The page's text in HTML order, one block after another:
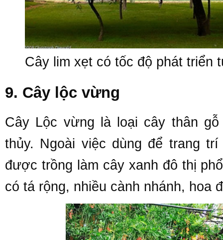
Cây lim xẹt có tốc độ phát triển
9. Cây lộc vừng
Cây Lộc vừng là loại cây thân
thủy. Ngoài việc dùng để trang
được trồng làm cây xanh đô thị
có tá rộng, nhiều cành nhánh, hoa